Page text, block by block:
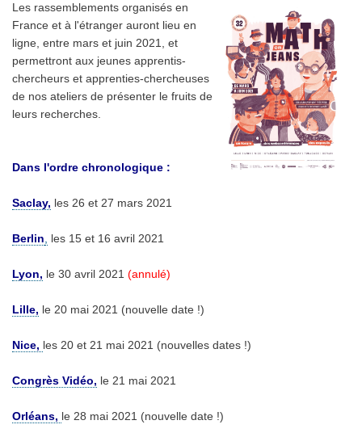
Les rassemblements organisés en
France et à l'étranger auront lieu en
ligne, entre mars et juin 2021, et
permettront aux jeunes apprentis-
chercheurs et apprenties-chercheuses
de nos ateliers de présenter le fruits de
leurs recherches.
Dans l'ordre chronologique :
Saclay, les 26 et 27 mars 2021
Berlin les 15 et 16 avril 2021
Lyon, le 30 avril 2021 (annulé)
Lille, le 20 mai 2021 (nouvelle date !)
Nice, les 20 et 21 mai 2021 (nouvelles dates !)
Congrès Vidéo, le 21 mai 2021
Orléans, le 28 mai 2021 (nouvelle date !)